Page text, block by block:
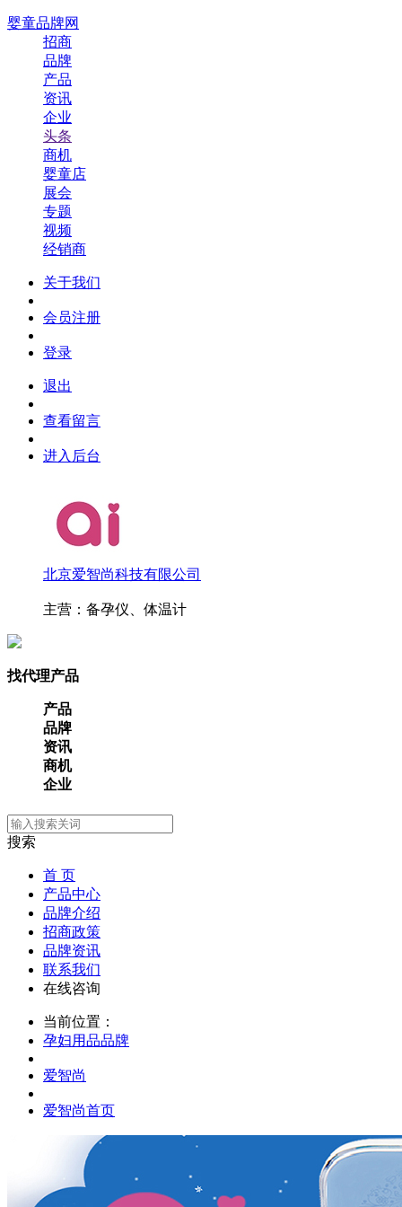
婴童品牌网
招商
品牌
产品
资讯
企业
头条
商机
婴童店
展会
专题
视频
经销商
关于我们
会员注册
登录
退出
查看留言
进入后台
北京爱智尚科技有限公司
主营：备孕仪、体温计
找代理产品
产品
品牌
资讯
商机
企业
搜索
首 页
产品中心
品牌介绍
招商政策
品牌资讯
联系我们
在线咨询
当前位置：
孕妇用品品牌
爱智尚
爱智尚首页